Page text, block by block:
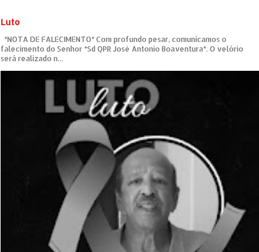
Luto
*NOTA DE FALECIMENTO* Com profundo pesar, comunicamos o
falecimento do Senhor *Sd QPR José Antonio Boaventura*. O velório
será realizado n...